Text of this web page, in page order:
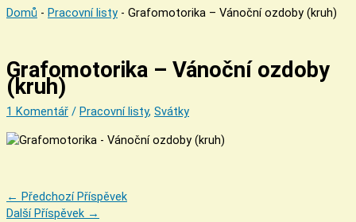
Domů - Pracovní listy - Grafomotorika – Vánoční ozdoby (kruh)
Grafomotorika – Vánoční ozdoby
(kruh)
1 Komentář / Pracovní listy, Svátky
← Předchozí Příspěvek
Další Příspěvek →